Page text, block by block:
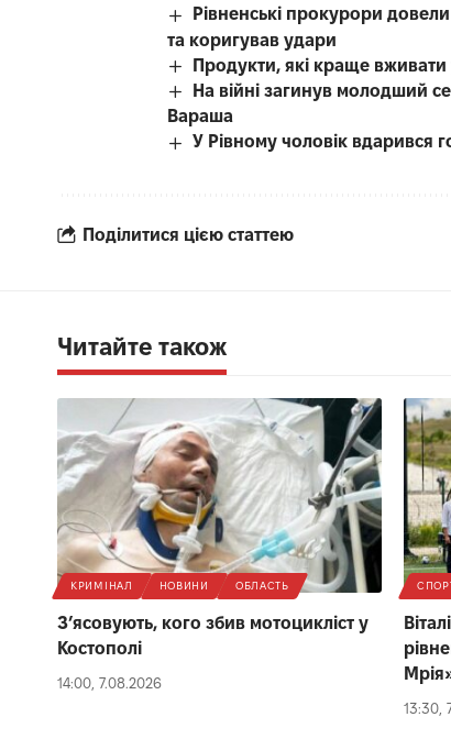
Рівненські прокурори
та коригував удари
Продукти, які краще
На війні загинув молодший
Вараша
У Рівному чоловік вдарився
Поділитися цією статтею
Читайте також
КРИМІНАЛ НОВИНИ ОБЛАСТЬ
З’ясовують, кого збив мотоцикліст у
Костополі
14:00, 7.08.2026
13:30,